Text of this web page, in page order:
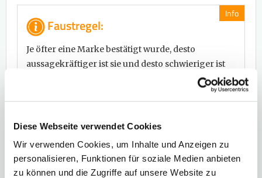
Diese Webseite verwendet Cookies
Wir verwenden Cookies, um Inhalte und Anzeigen zu
personalisieren, Funktionen für soziale Medien anbieten
zu können und die Zugriffe auf unsere Website zu
Info
Faustregel:
Je öfter eine Marke bestätigt wurde, desto
aussagekräftiger ist sie und desto schwieriger ist
es, diesen Bereich zu durchbrechen. Wird ein
Widerstandsbereich überschritten, so erweist er
Unterstützung oder vice versa.
Nicht selten kommt es zu einer sogenannten
„Pullback“Reaktion, bei der sich der Kurs wieder an die